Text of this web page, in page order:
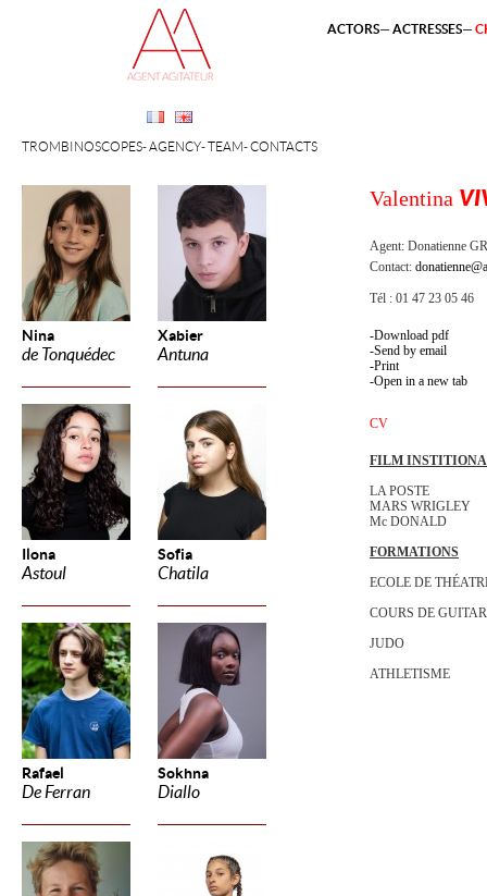
Nina
de Tonquédec
Xabier
Antuna
Ilona
Astoul
Sofia
Chatila
Rafael
De Ferran
Sokhna
Diallo
TROMBINOSCOPES AGENCY TEAM CONTACTS
ACTORS ACTRESSES
Valentina
Agent: Donatienne
Contact:
Tél : 01 47 23 05 46
Download pdf
Send by email
Print
Open in a new tab
CV
FILM
LA POSTE
MARS WRIGLEY
Mc DONALD
FORMATIONS
ECOLE DE
COURS DE
JUDO
ATHLETISME